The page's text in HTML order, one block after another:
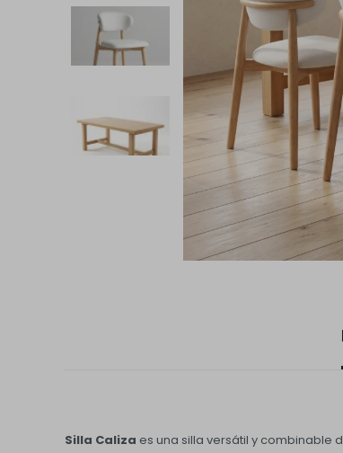
Silla Caliza es una silla versátil y combinable